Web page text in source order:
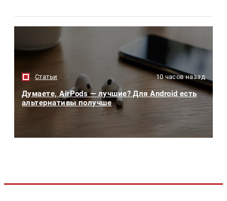
Статьи 10 часов назад
Думаете, AirPods — лучшие? Для Android есть
альтернативы получше